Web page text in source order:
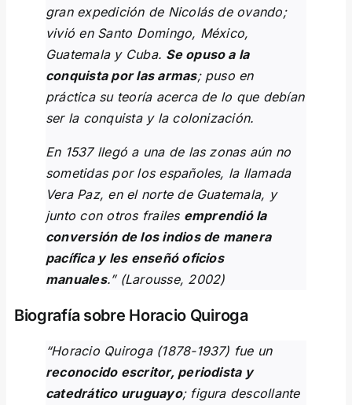
gran expedición de Nicolás de ovando;
vivió en Santo Domingo, México,
Guatemala y Cuba. Se opuso a la
conquista por las armas; puso en
práctica su teoría acerca de lo que debían
ser la conquista y la colonización.
En 1537 llegó a una de las zonas aún no
sometidas por los españoles, la llamada
Vera Paz, en el norte de Guatemala, y
junto con otros frailes emprendió la
conversión de los indios de manera
pacífica y les enseñó oficios
manuales.” (Larousse, 2002)
Biografía sobre Horacio Quiroga
“Horacio Quiroga (1878-1937) fue un
reconocido escritor, periodista y
catedrático uruguayo; figura descollante